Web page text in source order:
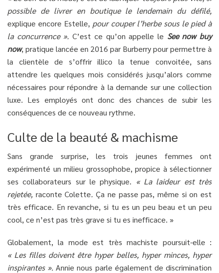
possible de livrer en boutique le lendemain du défilé,
explique encore Estelle, pour couper l’herbe sous le pied à
la concurrence ». C’est ce qu’on appelle le See now buy
now, pratique lancée en 2016 par Burberry pour permettre à
la clientèle de s’offrir illico la tenue convoitée, sans
attendre les quelques mois considérés jusqu’alors comme
nécessaires pour répondre à la demande sur une collection
luxe. Les employés ont donc des chances de subir les
conséquences de ce nouveau rythme.
Culte de la beauté & machisme
Sans grande surprise, les trois jeunes femmes ont
expérimenté un milieu grossophobe, propice à sélectionner
ses collaborateurs sur le physique. « La laideur est très
rejetée, raconte Colette. Ça ne passe pas, même si on est
très efficace. En revanche, si tu es un peu beau et un peu
cool, ce n’est pas très grave si tu es inefficace. »
Globalement, la mode est très machiste poursuit-elle :
« Les filles doivent être hyper belles, hyper minces, hyper
inspirantes ».Annie nous parle également de discrimination